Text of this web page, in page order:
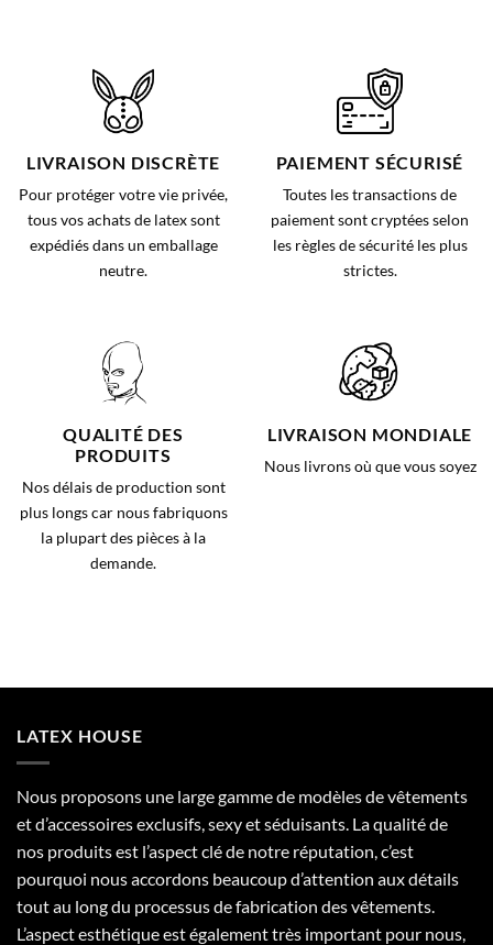
LIVRAISON DISCRÈTE
Pour protéger votre vie privée,
tous vos achats de latex sont
expédiés dans un emballage
neutre.
PAIEMENT SÉCURISÉ
Toutes les transactions de
paiement sont cryptées selon
les règles de sécurité les plus
strictes.
QUALITÉ DES
PRODUITS
Nos délais de production sont
plus longs car nous fabriquons
la plupart des pièces à la
demande.
LIVRAISON MONDIALE
Nous livrons où que vous soyez
LATEX HOUSE
Nous proposons une large gamme de modèles de vêtements
et d’accessoires exclusifs, sexy et séduisants. La qualité de
nos produits est l’aspect clé de notre réputation, c’est
pourquoi nous accordons beaucoup d’attention aux détails
tout au long du processus de fabrication des vêtements.
L’aspect esthétique est également très important pour nous,